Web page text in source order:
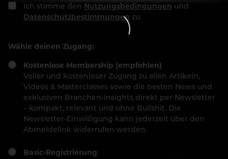
Ich stimme den Nutzungsbedingungen und
Datenschutzbestimmungen zu.
Wähle deinen Zugang:
Kostenlose Membership (empfohlen)
Voller und kostenloser Zugang zu allen Artikeln,
Videos & Masterclasses sowie die besten News und
exklusiven Branchen-Insights direkt per Newsletter
– kompakt, relevant und ohne Bullshit. Die
Newsletter-Einwilligung kann jederzeit über den
Abmeldelink widerrufen werden.
Basic-Registrierung